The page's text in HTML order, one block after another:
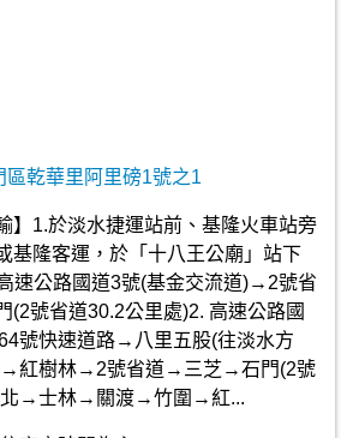
區乾華里阿里磅1號之1
】1.於淡水捷運站前、基隆火車站旁
基隆客運，於「十八王公廟」站下
速公路國道3號(基金交流道)→2號省
號省道30.2公里處)2. 高速公路國
號快速道路→八里五股(往淡水方
紅樹林→2號省道→三芝→石門(2號
北→士林→關渡→竹圍→紅...